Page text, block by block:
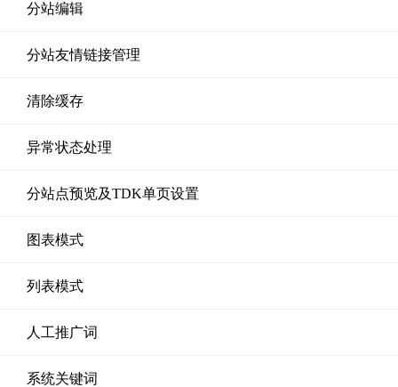
分站编辑
分站友情链接管理
清除缓存
异常状态处理
分站点预览及TDK单页设置
图表模式
列表模式
人工推广词
系统关键词